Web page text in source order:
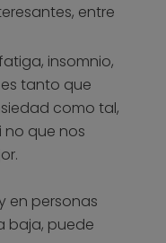
entre
insomnio,
tanto que
como tal,
no que nos
en personas
baja, puede